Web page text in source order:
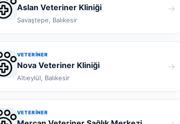
Aslan Veteriner Kliniği
Savaştepe, Balıkesir
→
VETERINER
Nova Veteriner Kliniği
Altıeylül, Balıkesir
→
VETERINER